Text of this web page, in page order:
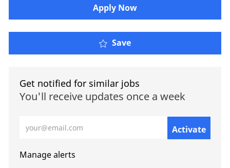
​​​Apply Now
Save
Get notified for similar jobs
You'll receive updates once a week
Activate
Manage alerts